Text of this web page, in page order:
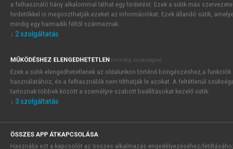
azonosítóval
JELSZÓ
Kérek értesítést a MeRSZ
Kérek értesítést az
a felhasználó hány alkalommal láthat egy hirdetést. Ezek a sütik más
hirdetőkkel is megoszthatják ezeket az információkat. Ezek állandó sütik,
mindig egy harmadik féltől származnak.
↓ 2szolgáltatás
MŰKÖDÉSHEZ ELENGEDHETETLEN (mindig szükséges)
Ezek a sütik elengedhetetlenek az oldalunkon történő böngészéshez,a funkciók
használatához, és a felhasználók nem tilthatják le azokat. A feltétlenül
tartoznak többek között a személyre szabott beállításokat kezelő sütik.
↓ 3 szolgáltatás
ÖSSZES APP ÁTKAPCSOLÁSA
Használja ezt a kapcsolót az összes alkalmazás engedélyezéséhez/